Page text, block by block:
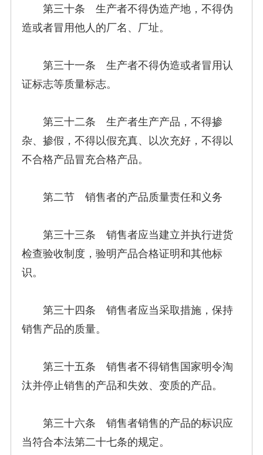
第三十条 生产者不得伪造产地，不得伪
造或者冒用他人的厂名、厂址。
第三十一条 生产者不得伪造或者冒用认
证标志等质量标志。
第三十二条 生产者生产产品，不得掺
杂、掺假，不得以假充真、以次充好，不得以
不合格产品冒充合格产品。
第二节 销售者的产品质量责任和义务
第三十三条 销售者应当建立并执行进货
检查验收制度，验明产品合格证明和其他标
识。
第三十四条 销售者应当采取措施，保持
销售产品的质量。
第三十五条 销售者不得销售国家明令淘
汰并停止销售的产品和失效、变质的产品。
第三十六条 销售者销售的产品的标识应
当符合本法第二十七条的规定。